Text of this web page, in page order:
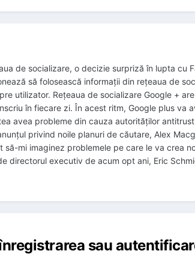
de socializare, o decizie surpriză în lupta cu
să folosească informaţii din reţeaua de
utilizator. Reţeaua de socializare Google +
în fiecare zi. În acest ritm, Google plus va
avea probleme din cauza autorităţilor
privind noile planuri de căutare, Alex
mi imaginez problemele pe care le va crea
directorul executiv de acum opt ani, Eric
sau